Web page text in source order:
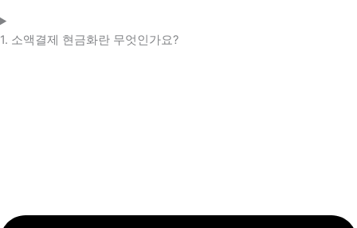
1. 소액결제 현금화란 무엇인가요?